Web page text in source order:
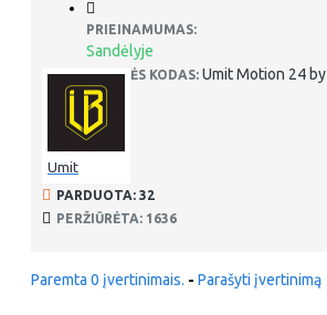
PRIEINAMUMAS:
Sandėlyje
PREKĖS KODAS: Umit Motion 24 by
Umit
PARDUOTA: 32
PERŽIŪRĖTA: 1636
Paremta 0 įvertinimais. - Parašyti įvertinimą